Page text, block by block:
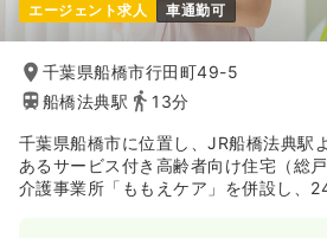
エージェント求人 車通勤可
千葉県船橋市行田町49-5
船橋法典駅
13分
千葉県船橋市に位置し、JR船橋法典駅
あるサービス付き高齢者向け住宅（総
介護事業所「ももえケア」を併設し、